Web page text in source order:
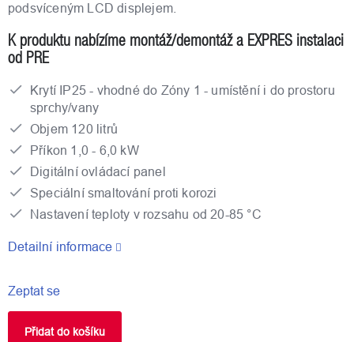
Přidat do košíku
podsvíceným LCD displejem.
K produktu nabízíme montáž/demontáž a EXPRES instalaci
od PRE
Krytí IP25 - vhodné do Zóny 1 - umístění i do prostoru
sprchy/vany
Objem 120 litrů
Příkon 1,0 - 6,0 kW
Digitální ovládací panel
Speciální smaltování proti korozi
Nastavení teploty v rozsahu od 20-85 °C
Detailní informace
Zeptat se